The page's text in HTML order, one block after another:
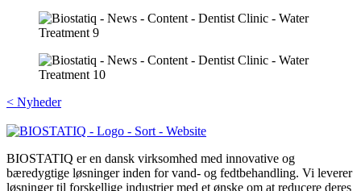
< Nyheder
BIOSTATIQ er en dansk virksomhed med innovative og
bæredygtige løsninger inden for vand- og fedtbehandling. Vi leverer
løsninger til forskellige industrier med et ønske om at reducere deres